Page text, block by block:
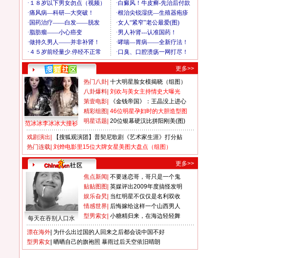
更多>>
范冰冰李冰冰大撞衫
热门八卦 十大明星脸女模揭晓（组图）
八卦爆料 刘欢与美女主持情史大曝光
第壹电影
《金钱帝国》：王晶没上进心
精彩组图 46位明星孕妇时的大胆造型图
明星话题 20位银幕硬汉比拼阳刚美(图)
戏剧演出
【搜狐观演团】普契尼歌剧《艺术家生涯》打分贴
热门连载 刘烨电影里15位大牌女星美图大盘点（组图）
更多>>
每天在吞别人口水
焦点新闻 不要迷恋哥，哥只是一个鬼
贴贴图图 英媒评出2009年度搞怪发明
娱乐旮旯 当红明星不仅仅是名利双收
情感世界 后悔嫁给这样一个山西男人
型男索女 小糖精归来，在海边轻轻舞
漂在海外 为什么出过国的人回来之后都会说中国不好
型男索女 晒晒自己的旗袍照 暴雨过后天空依旧晴朗